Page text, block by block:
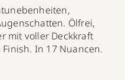
Ölfrei,
mit voller Deckkraft
In 17 Nuancen.